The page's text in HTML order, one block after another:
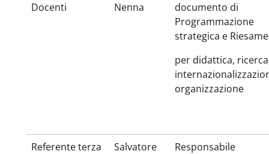
Docenti
Nenna
documento di
Programmazione
strategica e
per didattica,
organizzazione
Referente terza
Salvatore
Responsabile